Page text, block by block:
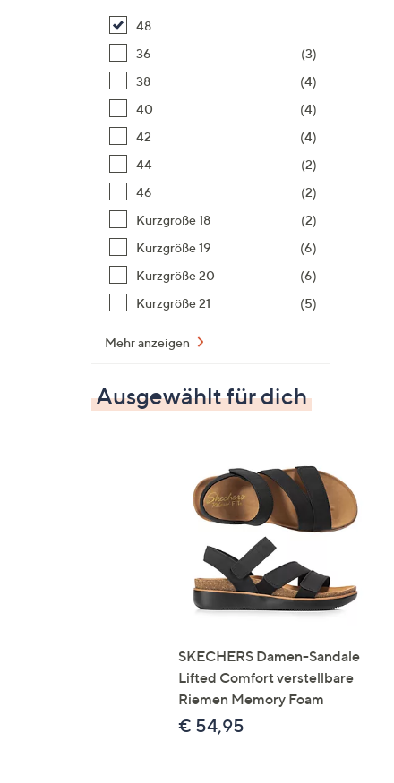
48
36
(3)
38
(4)
40
(4)
42
(4)
44
(2)
46
(2)
Kurzgröße 18
(2)
Kurzgröße 19
(6)
Kurzgröße 20
(6)
Kurzgröße 21
(5)
Mehr anzeigen
Ausgewählt für dich
SKECHERS Damen-Sandale
Lifted Comfort verstellbare
Riemen Memory Foam
€ 54,95